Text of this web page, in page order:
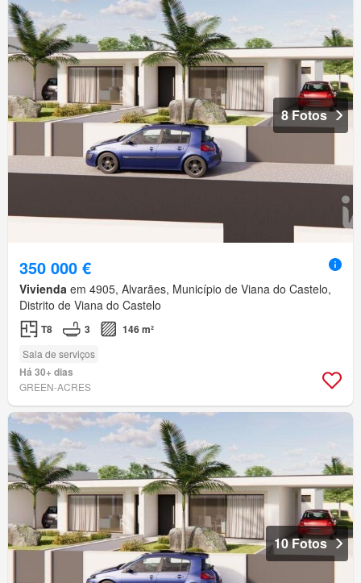
8 Fotos
350 000 €
Vivienda em 4905, Alvarães, Município de Viana do Castelo,
Distrito de Viana do Castelo
T8 3 146 m²
Sala de serviços
Há 30+ dias
GREEN-ACRES
10 Fotos